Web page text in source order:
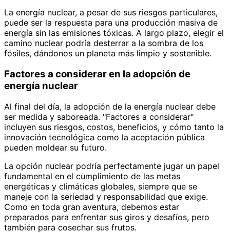
La energía nuclear, a pesar de sus riesgos particulares,
puede ser la respuesta para una producción masiva de
energía sin las emisiones tóxicas. A largo plazo, elegir el
camino nuclear podría desterrar a la sombra de los
fósiles, dándonos un planeta más limpio y sostenible.
Factores a considerar en la adopción de
energía nuclear
Al final del día, la adopción de la energía nuclear debe
ser medida y saboreada. "Factores a considerar"
incluyen sus riesgos, costos, beneficios, y cómo tanto la
innovación tecnológica como la aceptación pública
pueden moldear su futuro.
La opción nuclear podría perfectamente jugar un papel
fundamental en el cumplimiento de las metas
energéticas y climáticas globales, siempre que se
maneje con la seriedad y responsabilidad que exige.
Como en toda gran aventura, debemos estar
preparados para enfrentar sus giros y desafíos, pero
también para cosechar sus frutos.